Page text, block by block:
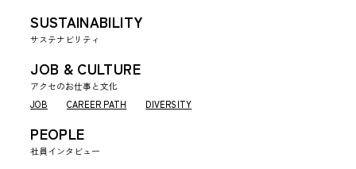
SUSTAINABILITY
サステナビリティ
JOB & CULTURE
アクセのお仕事と文化
JOB
CAREER PATH DIVERSITY
PEOPLE
社員インタビュー